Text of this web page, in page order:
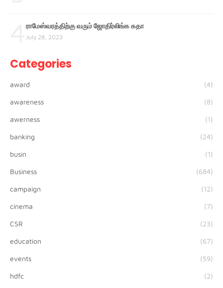
ராமேஸ்வரத்திற்கு வரும் ஜோதிர்லிங்க கதா
July 28, 2023
Categories
award (4)
awareness (8)
awerness (1)
banking (24)
busin (1)
Business (684)
campaign (12)
cinema (7)
CSR (23)
education (67)
events (59)
hdfc (2)